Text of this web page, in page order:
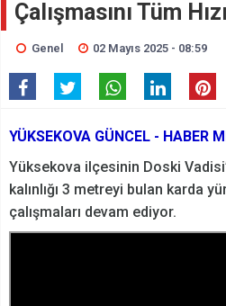
Çalışmasını Tüm
Genel 02 Mayıs 2025 - 08:59
YÜKSEKOVA GÜNCEL - HABER
Yüksekova ilçesinin Doski
kalınlığı 3 metreyi bulan karda
çalışmaları devam ediyor.